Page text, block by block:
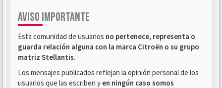
AVISO IMPORTANTE
Esta comunidad de usuarios no pertenece, representa o
guarda relación alguna con la marca Citroën o su grupo
matriz Stellantis.
Los mensajes publicados reflejan la opinión personal de los
usuarios que las escriben y en ningún caso somos